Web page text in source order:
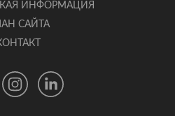
ИНФОРМАЦИЯ
САЙТА